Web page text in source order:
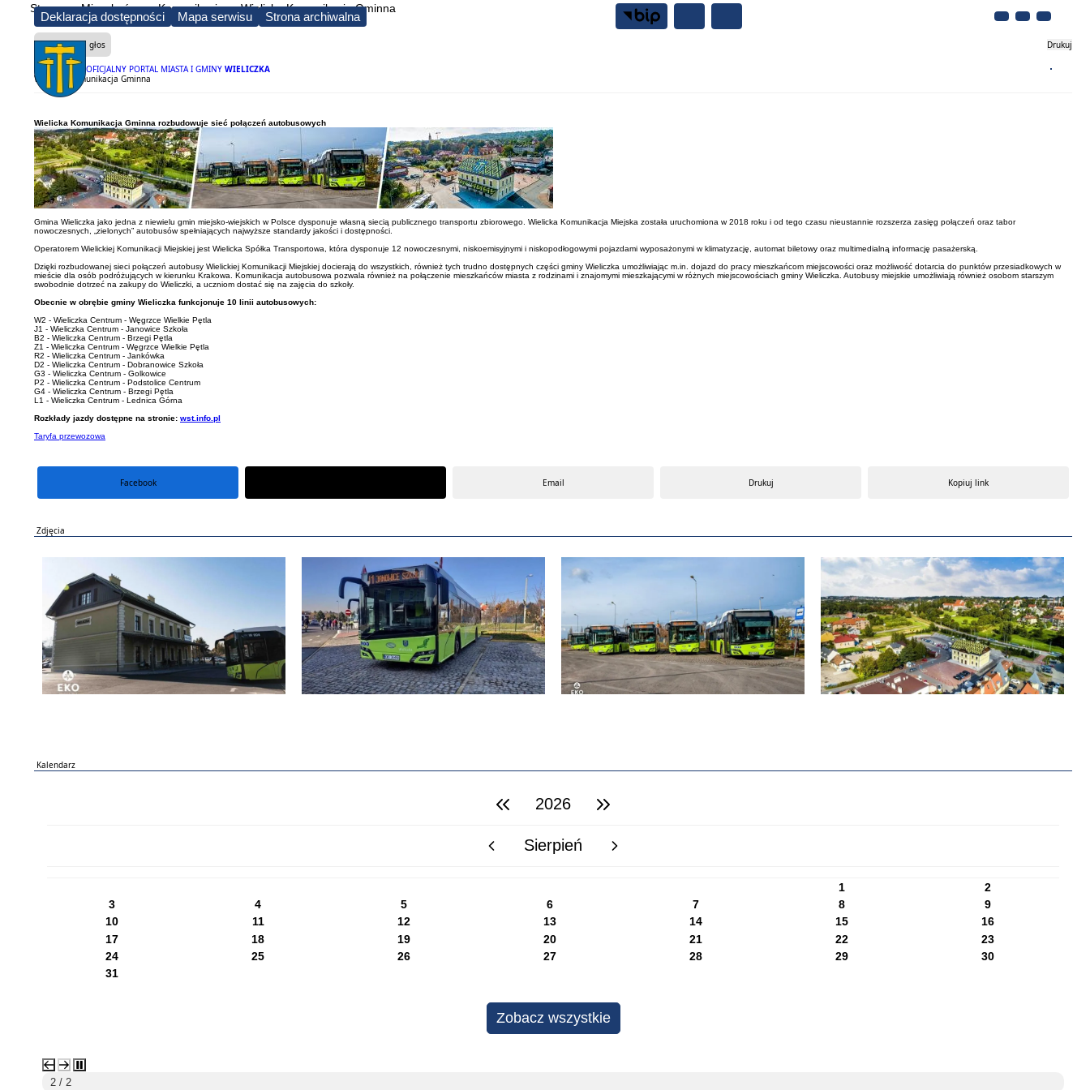
Deklaracja dostępności Mapa serwisu Strona archiwalna
OFICJALNY PORTAL MIASTA I GMINY WIELICZKA
Strona Mieszkańcy Komunikacja Wielicka Komunikacja Gminna
Czytaj na głos Drukuj
Wielicka Komunikacja Gminna
Wielicka Komunikacja Gminna rozbudowuje sieć połączeń autobusowych
Gmina Wieliczka jako jedna z niewielu gmin miejsko-wiejskich w Polsce dysponuje własną siecią publicznego transportu zbiorowego. Wielicka Komunikacja Miejska została uruchomiona w 2018 roku i od tego czasu nieustannie rozszerza zasięg połączeń oraz tabor
nowoczesnych, „zielonych” autobusów spełniających najwyższe standardy jakości i dostępności.
Operatorem Wielickiej Komunikacji Miejskiej jest Wielicka Spółka Transportowa, która dysponuje 12 nowoczesnymi, niskoemisyjnymi i niskopodłogowymi pojazdami wyposażonymi w klimatyzację, automat biletowy oraz multimedialną informację pasażerską.
Dzięki rozbudowanej sieci połączeń autobusy Wielickiej Komunikacji Miejskiej docierają do wszystkich, również tych trudno dostępnych części gminy Wieliczka umożliwiając m.in. dojazd do pracy mieszkańcom miejscowości oraz możliwość dotarcia do punktów przesiadkowych w
mieście dla osób podróżujących w kierunku Krakowa. Komunikacja autobusowa pozwala również na połączenie mieszkańców miasta z rodzinami i znajomymi mieszkającymi w różnych miejscowościach gminy Wieliczka. Autobusy miejskie umożliwiają również osobom starszym
swobodnie dotrzeć na zakupy do Wieliczki, a uczniom dostać się na zajęcia do szkoły.
Obecnie w obrębie gminy Wieliczka funkcjonuje 10 linii autobusowych:
W2 - Wieliczka Centrum - Węgrzce Wielkie Pętla
J1 - Wieliczka Centrum - Janowice Szkoła
B2 - Wieliczka Centrum - Brzegi Pętla
Z1 - Wieliczka Centrum - Węgrzce Wielkie Pętla
R2 - Wieliczka Centrum - Jankówka
D2 - Wieliczka Centrum - Dobranowice Szkoła
G3 - Wieliczka Centrum - Golkowice
P2 - Wieliczka Centrum - Podstolice Centrum
G4 - Wieliczka Centrum - Brzegi Pętla
L1 - Wieliczka Centrum - Lednica Górna
Rozkłady jazdy dostępne na stronie: wst.info.pl
Taryfa przewozowa
Facebook Email Drukuj Kopiuj link
Zdjęcia
Kalendarz
poprzedni rok2026 następny rok
poprzedni miesiącSierpień następny miesiąc
1
2
3
4 5 6 7 8
9
10
11 12 13 14 15
16
17
18 19 20 21 22
23
24
25 26 27 28 29
30
31
Zobacz wszystkie
1 / 2